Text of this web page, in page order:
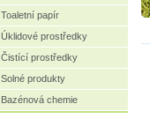
Toaletní papír
Úklidové prostředky
Čistící prostředky
Solné produkty
Bazénová chemie